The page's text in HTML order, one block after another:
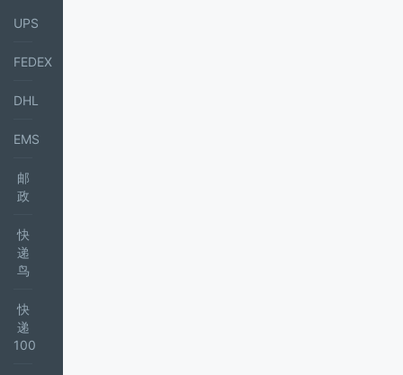
UPS
FEDEX
DHL
EMS
邮
政
快
递
鸟
快
递
100